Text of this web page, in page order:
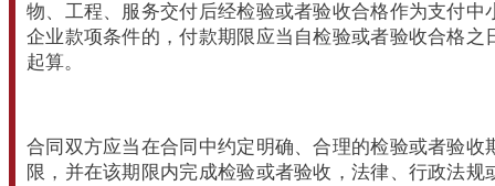
物、工程、服务交付后经检验或者验收合格作为支付中
企业款项条件的，付款期限应当自检验或者验收合格之
起算。
合同双方应当在合同中约定明确、合理的检验或者验收
限，并在该期限内完成检验或者验收，法律、行政法规